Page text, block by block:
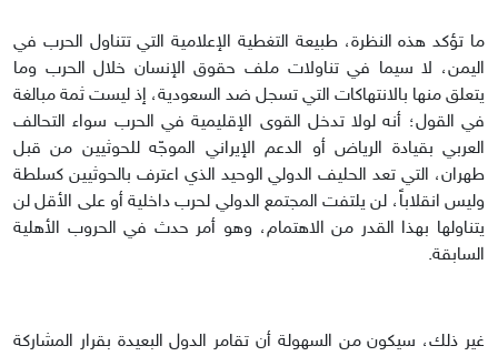
ما تؤكد هذه النظرة، طبيعة التغطية الإعلامية التي تتناول الحرب في
اليمن، لا سيما في تناولات ملف حقوق الإنسان خلال الحرب وما
يتعلق منها بالانتهاكات التي تسجل ضد السعودية، إذ ليست ثمة مبالغة
في القول؛ أنه لولا تدخل القوى الإقليمية في الحرب سواء التحالف
العربي بقيادة الرياض أو الدعم الإيراني الموجّه للحوثيين من قبل
طهران، التي تعد الحليف الدولي الوحيد الذي اعترف بالحوثيين كسلطة
وليس انقلاباً، لن يلتفت المجتمع الدولي لحرب داخلية أو على الأقل لن
يتناولها بهذا القدر من الاهتمام، وهو أمر حدث في الحروب الأهلية
السابقة.
غير ذلك، سيكون من السهولة أن تقامر الدول البعيدة بقرار المشاركة